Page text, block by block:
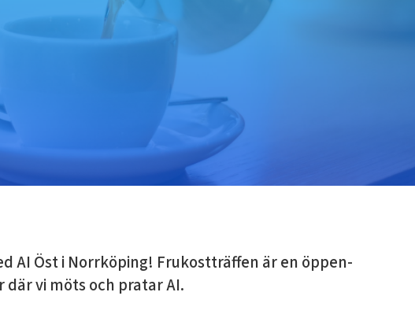
AI Öst i Norrköping! Frukostträffen är en öppen-
vi möts och pratar AI.